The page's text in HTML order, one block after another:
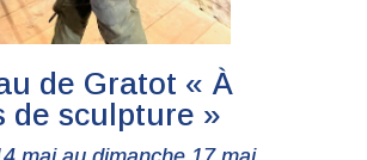
de Gratot « À
de sculpture »